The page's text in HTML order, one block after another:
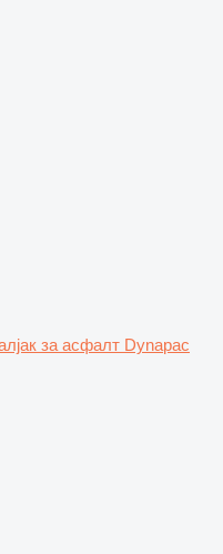
за асфалт Dynapac